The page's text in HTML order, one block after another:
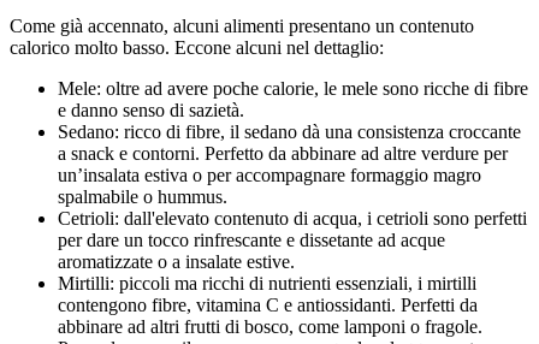
Come già accennato, alcuni alimenti presentano un contenuto
calorico molto basso. Eccone alcuni nel dettaglio:
Mele: oltre ad avere poche calorie, le mele sono ricche di fibre
e danno senso di sazietà.
Sedano: ricco di fibre, il sedano dà una consistenza croccante
a snack e contorni. Perfetto da abbinare ad altre verdure per
un’insalata estiva o per accompagnare formaggio magro
spalmabile o hummus.
Cetrioli: dall'elevato contenuto di acqua, i cetrioli sono perfetti
per dare un tocco rinfrescante e dissetante ad acque
aromatizzate o a insalate estive.
Mirtilli: piccoli ma ricchi di nutrienti essenziali, i mirtilli
contengono fibre, vitamina C e antiossidanti. Perfetti da
abbinare ad altri frutti di bosco, come lamponi o fragole.